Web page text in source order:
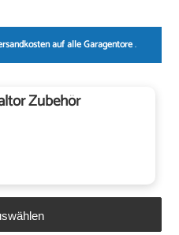
auf alle Garagentore.
Zubehör